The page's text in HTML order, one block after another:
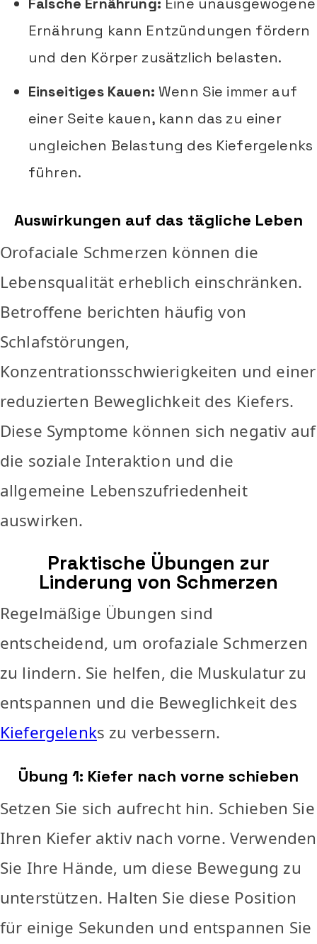
Falsche Ernährung: Eine unausgewogene
Ernährung kann Entzündungen fördern
und den Körper zusätzlich belasten.
Einseitiges Kauen: Wenn Sie immer auf
einer Seite kauen, kann das zu einer
ungleichen Belastung des Kiefergelenks
führen.
Auswirkungen auf das tägliche Leben
Orofaciale Schmerzen können die
Lebensqualität erheblich einschränken.
Betroffene berichten häufig von
Schlafstörungen,
Konzentrationsschwierigkeiten und einer
reduzierten Beweglichkeit des Kiefers.
Diese Symptome können sich negativ auf
die soziale Interaktion und die
allgemeine Lebenszufriedenheit
auswirken.
Praktische Übungen zur
Linderung von Schmerzen
Regelmäßige Übungen sind
entscheidend, um orofaziale Schmerzen
zu lindern. Sie helfen, die Muskulatur zu
entspannen und die Beweglichkeit des
Kiefergelenks zu verbessern.
Übung 1: Kiefer nach vorne schieben
Setzen Sie sich aufrecht hin. Schieben Sie
Ihren Kiefer aktiv nach vorne. Verwenden
Sie Ihre Hände, um diese Bewegung zu
unterstützen. Halten Sie diese Position
für einige Sekunden und entspannen Sie